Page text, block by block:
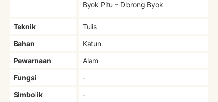
Byok Pitu – Dlorong Byok
Teknik Tulis
Bahan Katun
Pewarnaan Alam
Fungsi -
Simbolik -